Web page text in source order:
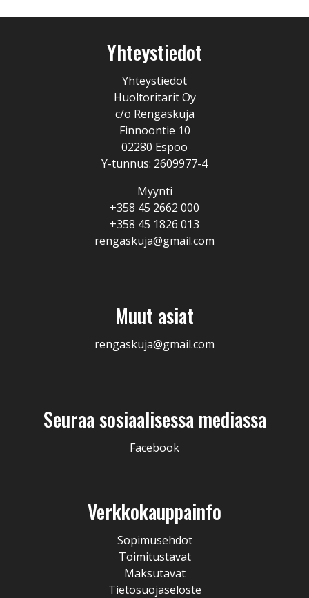
Yhteystiedot
Yhteystiedot
Huoltoritarit Oy
c/o Rengaskuja
Finnoontie 10
02280 Espoo
Y-tunnus: 2609977-4
Myynti
+358 45 2662 000
+358 45 1826 013
rengaskuja@gmail.com
Muut asiat
rengaskuja@gmail.com
Seuraa sosiaalisessa mediassa
Facebook
Verkkokauppainfo
Sopimusehdot
Toimitustavat
Maksutavat
Tietosuojaseloste